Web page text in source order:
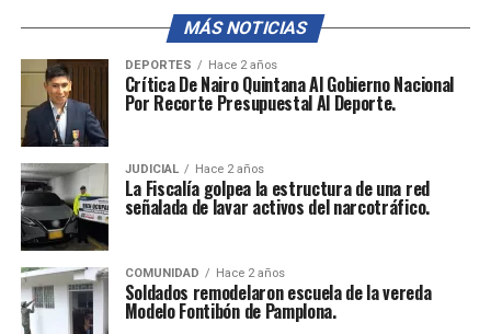
MÁS NOTICIAS
DEPORTES Hace 2 años
Crítica De Nairo Quintana Al Gobierno Nacional
Por Recorte Presupuestal Al Deporte.
JUDICIAL Hace 2 años
La Fiscalía golpea la estructura de una red
señalada de lavar activos del narcotráfico.
COMUNIDAD Hace 2 años
Soldados remodelaron escuela de la vereda
Modelo Fontibón de Pamplona.